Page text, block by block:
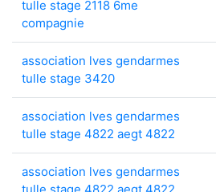
tulle stage 2118 6me
compagnie
association lves gendarmes
tulle stage 3420
association lves gendarmes
tulle stage 4822 aegt 4822
association lves gendarmes